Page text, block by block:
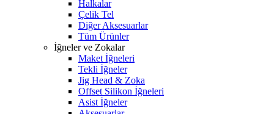
Halkalar
Çelik Tel
Diğer Aksesuarlar
Tüm Ürünler
İğneler ve Zokalar
Maket İğneleri
Tekli İğneler
Jig Head & Zoka
Offset Silikon İğneleri
Asist İğneler